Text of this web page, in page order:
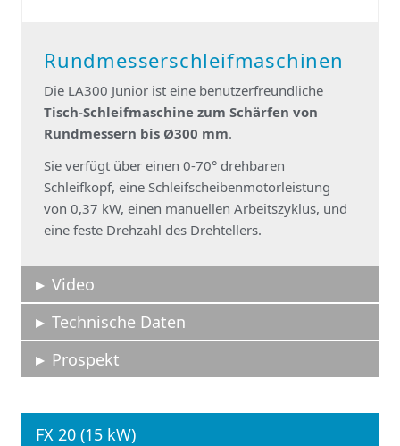
Rundmesserschleifmaschinen
Die LA300 Junior ist eine benutzerfreundliche
Tisch-Schleifmaschine zum Schärfen von
Rundmessern bis Ø300 mm.
Sie verfügt über einen 0-70° drehbaren
Schleifkopf, eine Schleifscheibenmotorleistung
von 0,37 kW, einen manuellen Arbeitszyklus, und
eine feste Drehzahl des Drehtellers.
Video
Technische Daten
Prospekt
FX 20 (15 kW)